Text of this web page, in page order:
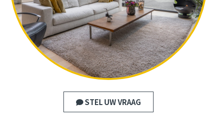
STEL UW VRAAG